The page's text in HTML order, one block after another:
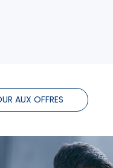
AUX OFFRES